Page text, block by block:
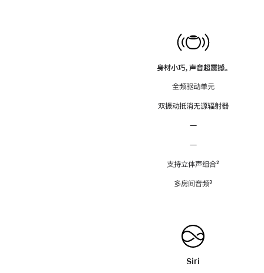
身材小巧，声音超震撼。
全频驱动单元
双振动抵消无源辐射器
—
—
支持立体声组合脚
²
多房间音频脚
³
Siri